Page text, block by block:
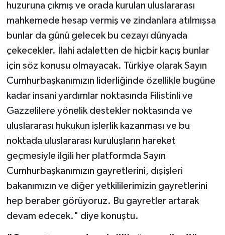
huzuruna çıkmış ve orada kurulan uluslararası
mahkemede hesap vermiş ve zindanlara atılmışsa
bunlar da günü gelecek bu cezayı dünyada
çekecekler. İlahi adaletten de hiçbir kaçış bunlar
için söz konusu olmayacak. Türkiye olarak Sayın
Cumhurbaşkanımızın liderliğinde özellikle bugüne
kadar insani yardımlar noktasında Filistinli ve
Gazzelilere yönelik destekler noktasında ve
uluslararası hukukun işlerlik kazanması ve bu
noktada uluslararası kuruluşların hareket
geçmesiyle ilgili her platformda Sayın
Cumhurbaşkanımızın gayretlerini, dışişleri
bakanımızın ve diğer yetkililerimizin gayretlerini
hep beraber görüyoruz. Bu gayretler artarak
devam edecek." diye konuştu.